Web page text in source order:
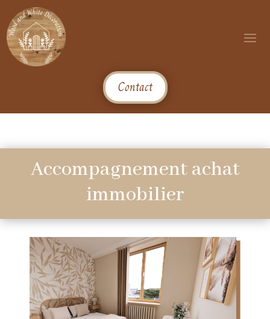
Contact
Accompagnement achat
immobilier